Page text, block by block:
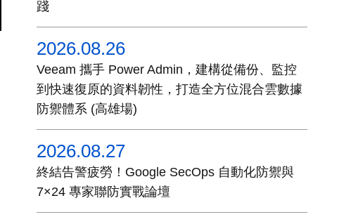
踐
2026.08.26
Veeam 攜手 Power Admin，建構從備份、監控
到快速復原的資料韌性，打造全方位混合雲數據
防禦體系 (高雄場)
2026.08.27
終結告警疲勞！Google SecOps 自動化防禦與
7×24 專家聯防實戰論壇